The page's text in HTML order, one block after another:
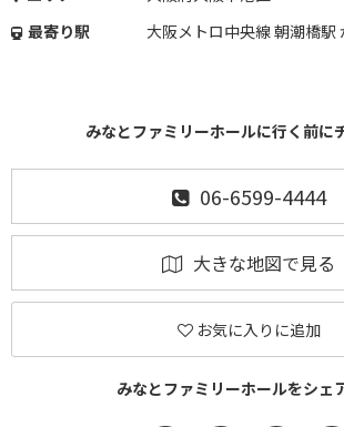
最寄り駅
大阪メトロ中央線 朝潮橋駅
みなとファミリーホールに行く前に
06-6599-4444
大きな地図で見る
お気に入りに追加
みなとファミリーホールをシェ